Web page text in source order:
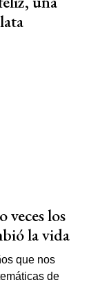
veces los
la vida